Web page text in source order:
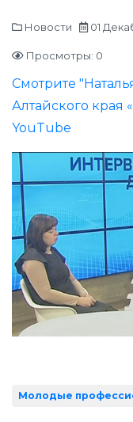
Новости 01
Просмотры: 0
Смотрите
Алтайского
YouTube
Молодые